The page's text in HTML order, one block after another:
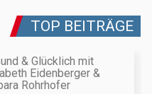
TOP BEITRÄGE
& Glücklich mit
Eidenberger &
Rohrhofer